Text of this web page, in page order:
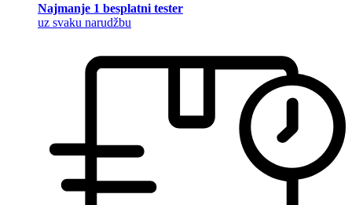
Najmanje 1 besplatni tester
uz svaku narudžbu